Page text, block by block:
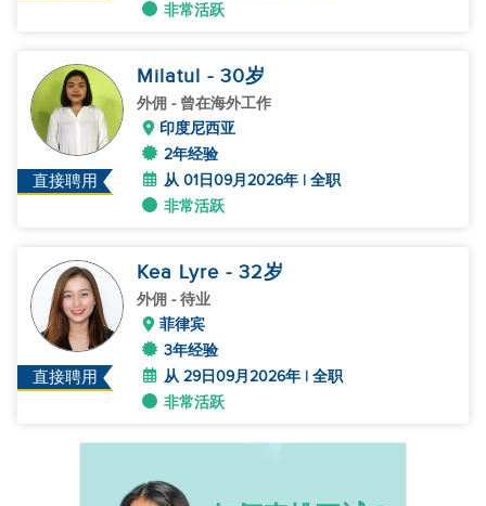
非常活跃
直接聘用
Milatul - 30岁
外佣 - 曾在海外工作
印度尼西亚
2年经验
从 01日09月2026年 | 全职
非常活跃
直接聘用
Kea Lyre - 32岁
外佣 - 待业
菲律宾
3年经验
从 29日09月2026年 | 全职
非常活跃